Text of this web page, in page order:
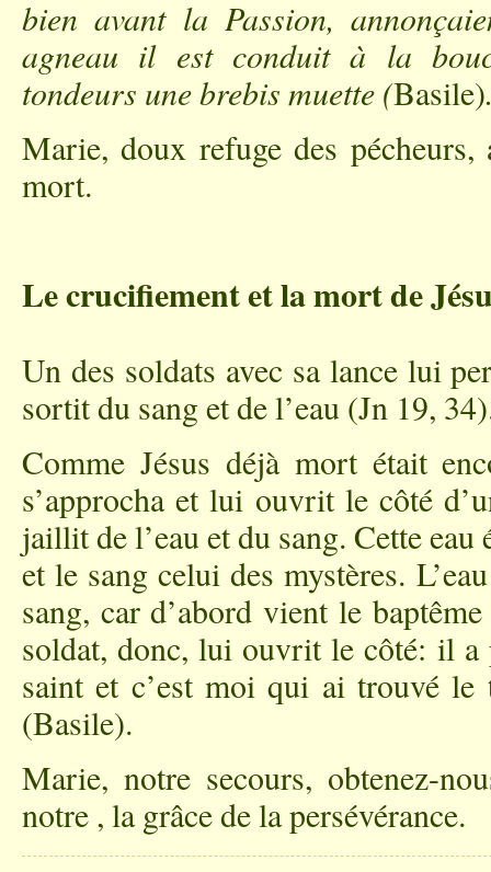
bien avant la Passion,
agneau il est conduit à la
tondeurs une brebis muette (Basile)
Marie, doux refuge des pécheurs,
mort.
Le crucifiement et la mort de
Un des soldats avec sa lance lui
sortit du sang et de l’eau (Jn 19,
Comme Jésus déjà mort était
s’approcha et lui ouvrit le côté
jaillit de l’eau et du sang. Cette
et le sang celui des mystères.
sang, car d’abord vient le
soldat, donc, lui ouvrit le côté: il a
saint et c’est moi qui ai trouvé le
(Basile).
Marie, notre secours, obtenez-
notre , la grâce de la persévérance.